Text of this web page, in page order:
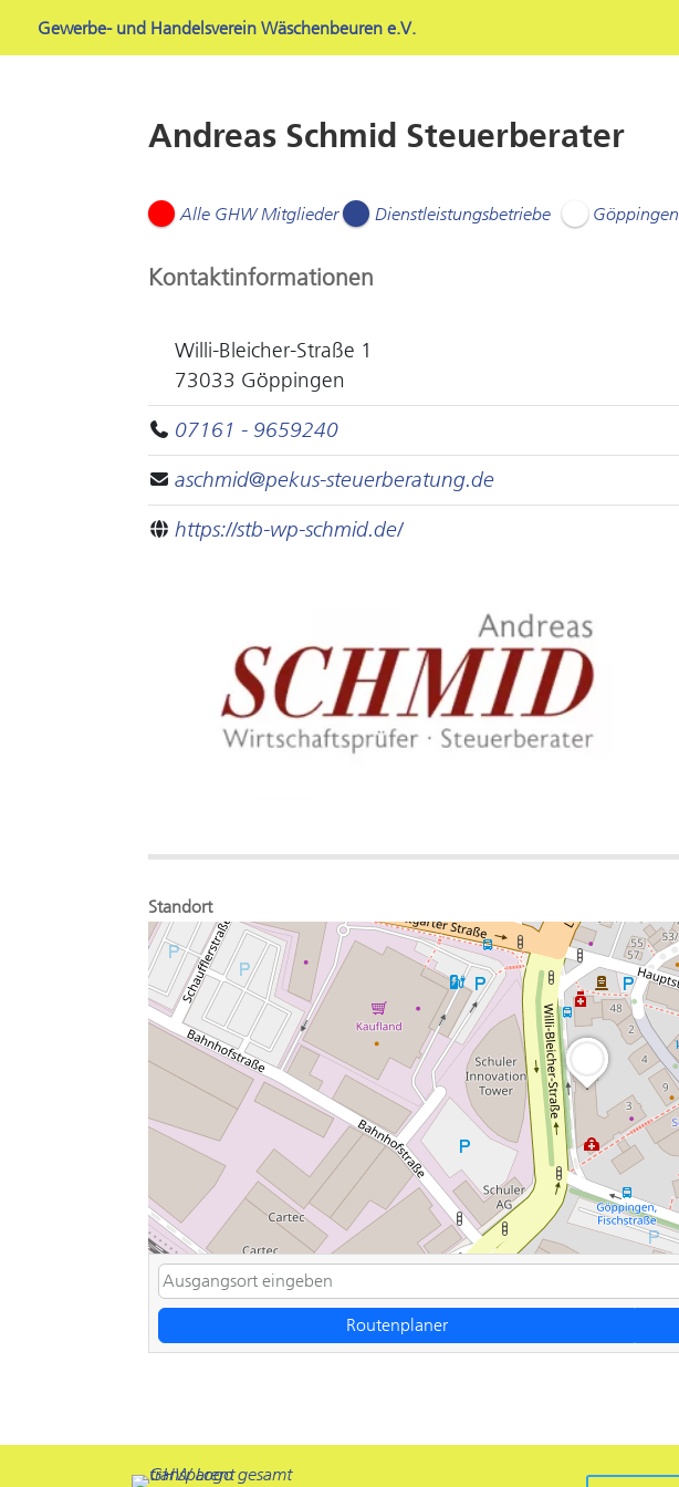
Gewerbe- und Handelsverein Wäschenbeuren e.V.
Andreas Schmid Steuerberater
Alle GHW Mitglieder Dienstleistungsbetriebe Göppingen
Kontaktinformationen
Willi-Bleicher-Straße 1
73033 Göppingen
07161 - 9659240
aschmid@pekus-steuerberatung.de
https://stb-wp-schmid.de/
Standort
Routenplaner